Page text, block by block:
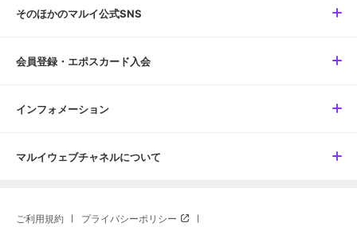
そのほかのマルイ公式SNS
会員登録・エポスカード入会
インフォメーション
マルイウェブチャネルについて
ご利用規約 プライバシーポリシー